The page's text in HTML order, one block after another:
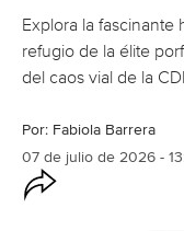
Explora la fascinante
refugio de la élite
del caos vial de la
Por: Fabiola Barrera
07 de julio de 2026 -